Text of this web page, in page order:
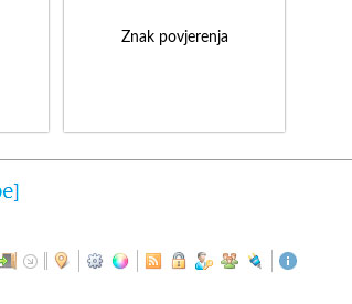
Znak povjerenja